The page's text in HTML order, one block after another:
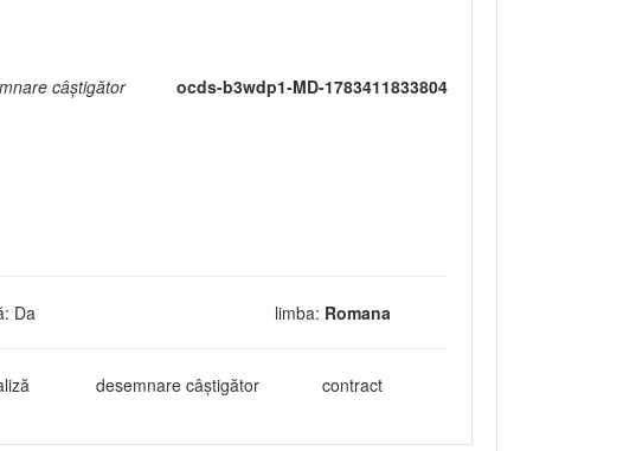
câștigător ocds-b3wdp1-MD-1783411833804
Da limba: Romana
desemnare câștigător contract